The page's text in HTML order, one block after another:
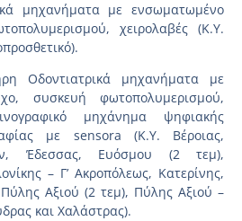
μηχανήματα με ενσωματωμένο
χειρολαβές (Κ.Υ.
Οδοντιατρικά μηχανήματα με
συσκευή φωτοπολυμερισμού,
μηχάνημα ψηφιακής
με sensora (Κ.Υ. Βέροιας,
Έδεσσας, Ευόσμου (2 τεμ),
– Γ’ Ακροπόλεως, Κατερίνης,
Αξιού (2 τεμ), Πύλης Αξιού –
και Χαλάστρας).